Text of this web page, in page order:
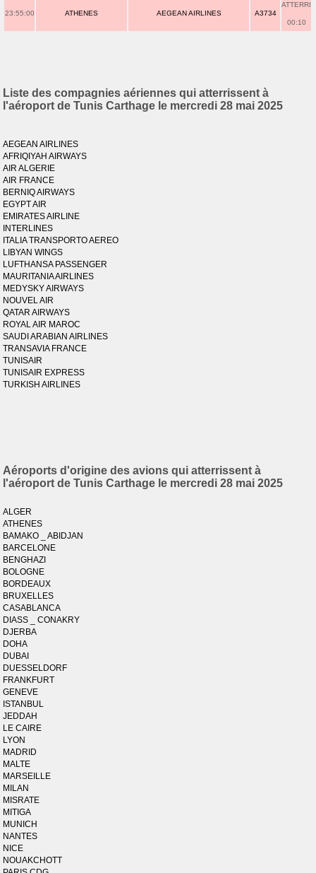
23:55:00 ATHENES AEGEAN AIRLINES A3734
ATTERRI
00:10
Liste des compagnies aériennes qui atterrissent à
l'aéroport de Tunis Carthage le mercredi 28 mai 2025
AEGEAN AIRLINES
AFRIQIYAH AIRWAYS
AIR ALGERIE
AIR FRANCE
BERNIQ AIRWAYS
EGYPT AIR
EMIRATES AIRLINE
INTERLINES
ITALIA TRANSPORTO AEREO
LIBYAN WINGS
LUFTHANSA PASSENGER
MAURITANIA AIRLINES
MEDYSKY AIRWAYS
NOUVEL AIR
QATAR AIRWAYS
ROYAL AIR MAROC
SAUDI ARABIAN AIRLINES
TRANSAVIA FRANCE
TUNISAIR
TUNISAIR EXPRESS
TURKISH AIRLINES
Aéroports d'origine des avions qui atterrissent à
l'aéroport de Tunis Carthage le mercredi 28 mai 2025
ALGER
ATHENES
BAMAKO _ ABIDJAN
BARCELONE
BENGHAZI
BOLOGNE
BORDEAUX
BRUXELLES
CASABLANCA
DIASS _ CONAKRY
DJERBA
DOHA
DUBAI
DUESSELDORF
FRANKFURT
GENEVE
ISTANBUL
JEDDAH
LE CAIRE
LYON
MADRID
MALTE
MARSEILLE
MILAN
MISRATE
MITIGA
MUNICH
NANTES
NICE
NOUAKCHOTT